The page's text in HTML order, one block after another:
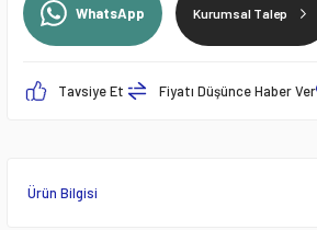
WhatsApp Kurumsal Talep
Tavsiye Et Fiyatı Düşünce Haber Ver
Ürün Bilgisi